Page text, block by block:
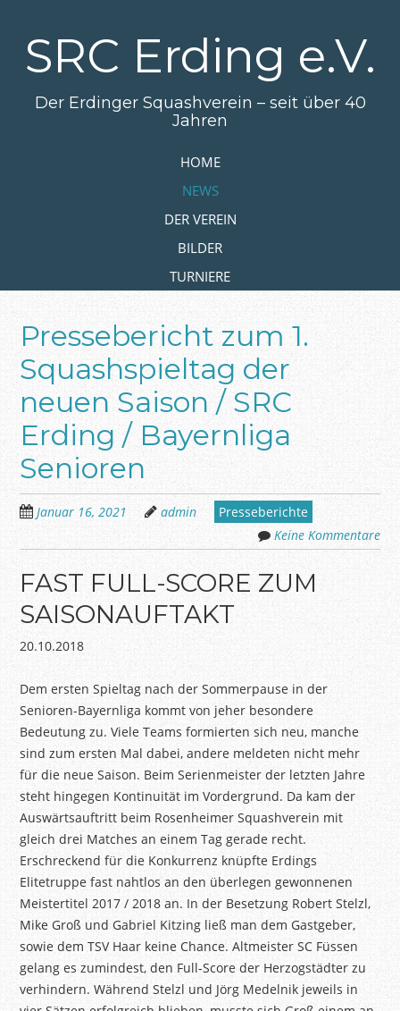
springen
SRC Erding e.V.
Der Erdinger Squashverein – seit über 40
Jahren
HOME
NEWS
DER VEREIN
BILDER
TURNIERE
Pressebericht zum 1.
Squashspieltag der
neuen Saison / SRC
Erding / Bayernliga
Senioren
Januar 16, 2021 admin
Presseberichte
Keine Kommentare
FAST FULL-SCORE ZUM
SAISONAUFTAKT
20.10.2018
Dem ersten Spieltag nach der Sommerpause in der
Senioren-Bayernliga kommt von jeher besondere
Bedeutung zu. Viele Teams formierten sich neu, manche
sind zum ersten Mal dabei, andere meldeten nicht mehr
für die neue Saison. Beim Serienmeister der letzten Jahre
steht hingegen Kontinuität im Vordergrund. Da kam der
Auswärtsauftritt beim Rosenheimer Squashverein mit
gleich drei Matches an einem Tag gerade recht.
Erschreckend für die Konkurrenz knüpfte Erdings
Elitetruppe fast nahtlos an den überlegen gewonnenen
Meistertitel 2017 / 2018 an. In der Besetzung Robert Stelzl,
Mike Groß und Gabriel Kitzing ließ man dem Gastgeber,
sowie dem TSV Haar keine Chance. Altmeister SC Füssen
gelang es zumindest, den Full-Score der Herzogstädter zu
verhindern. Während Stelzl und Jörg Medelnik jeweils in